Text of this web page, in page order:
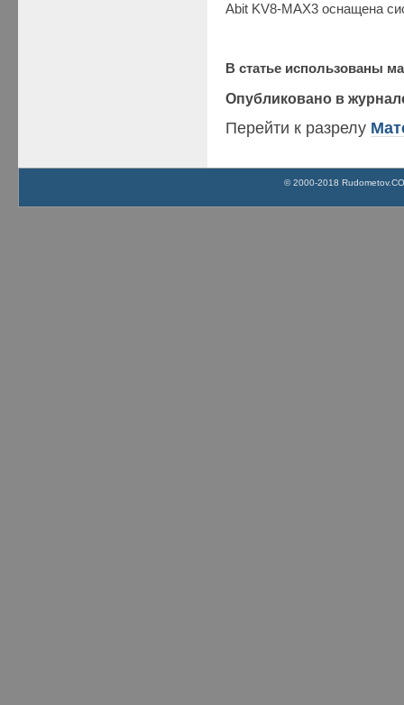
Abit KV8-MAX3 оснащена
В статье использованы
Опубликовано в
Перейти к разрелу
© 2000-2018